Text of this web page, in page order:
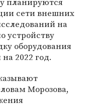
сети внешних
на
устройству
оборудования
2022 год.
Морозова,